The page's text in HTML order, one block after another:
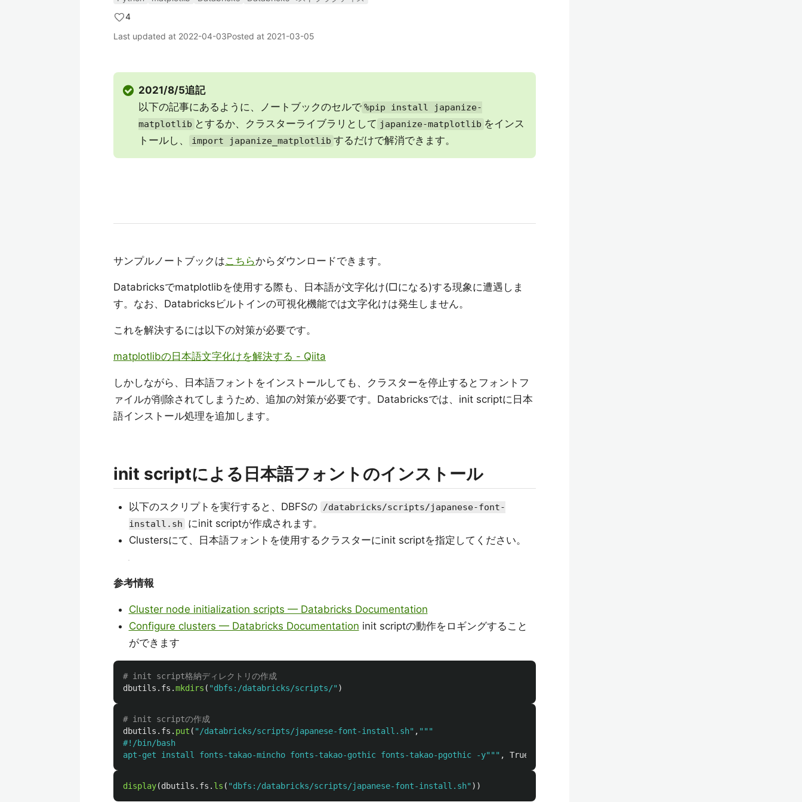
4
Last updated at 2022-04-03Posted at 2021-03-05
2021/8/5追記
以下の記事にあるように、ノートブックのセルで %pip install japanize-
matplotlib とするか、クラスターライブラリとして japanize-matplotlib をインス
トールし、
import japanize_matplotlib するだけで解消できます。
サンプルノートブックはこちらからダウンロードできます。
Databricksでmatplotlibを使用する際も、日本語が文字化け(□になる)する現象に遭遇しま
す。なお、Databricksビルトインの可視化機能では文字化けは発生しません。
これを解決するには以下の対策が必要です。
matplotlibの日本語文字化けを解決する - Qiita
しかしながら、日本語フォントをインストールしても、クラスターを停止するとフォントフ
ァイルが削除されてしまうため、追加の対策が必要です。Databricksでは、init scriptに日本
語インストール処理を追加します。
init scriptによる日本語フォントのインストール
以下のスクリプトを実行すると、DBFSの /databricks/scripts/japanese-font-
install.sh
にinit scriptが作成されます。
Clustersにて、日本語フォントを使用するクラスターにinit scriptを指定してください。
参考情報
Cluster node initialization scripts — Databricks Documentation
Configure clusters — Databricks Documentation init scriptの動作をロギングすること
ができます
dbutils . fs .mkdirs ( "dbfs:/databricks/scripts/" )
dbutils . fs . put ( " /databricks/scripts/japanese-font-install.sh" , """
#!/bin/bash
apt-get install fonts-takao-mincho fonts-takao-gothic fonts-takao-pgothic -y""" , True
display(dbutils . fs . ls ( "dbfs:/databricks/scripts/japanese-font-install.sh" ))